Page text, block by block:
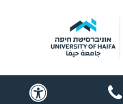
contact